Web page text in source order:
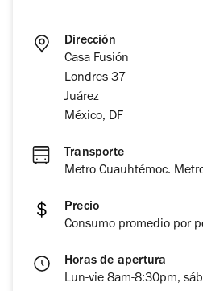
Dirección
Casa Fusión
Londres 37
Juárez
México, DF
Transporte
Metro Cuauhtémoc.
Precio
Consumo promedio por
Horas de apertura
Lun-vie 8am-8:30pm,